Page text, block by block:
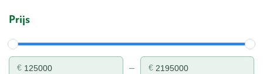
Prijs
€ – €